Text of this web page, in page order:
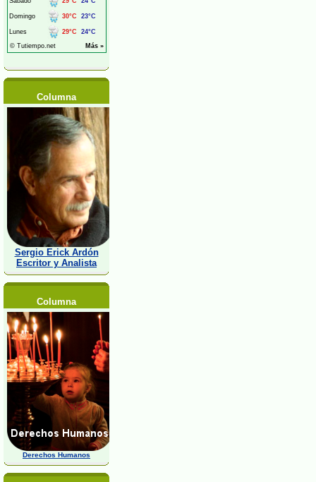
Columna
Sergio Erick Ardón
Escritor y Analista
Columna
Derechos Humanos